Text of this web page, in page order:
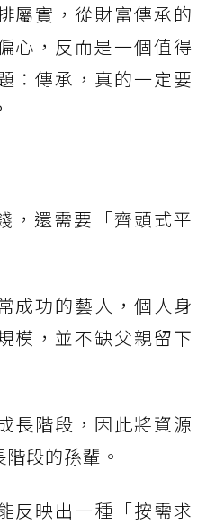
屬實，從財富傳承的
心，反而是一個值得
：傳承，真的一定要
，還需要「齊頭式平
成功的藝人，個人身
模，並不缺父親留下
長階段，因此將資源
段的孫輩。
反映出一種「按需求